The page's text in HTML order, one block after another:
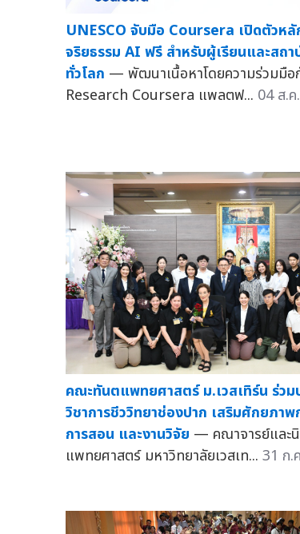
UNESCO จับมือ Coursera เปิดตัวห
จริยธรรม AI ฟรี สำหรับผู้เรียนและสถ
ทั่วโลก — พัฒนาเนื้อหาโดยความร่วมมือ
Research Coursera แพลตฟ... 04 ส.ค.
คณะทันตแพทยศาสตร์ ม.เวสเทิร์น ร่วม
วิชาการชีววิทยาช่องปาก เสริมศักยภาพ
การสอน และงานวิจัย — คณาจารย์และ
แพทยศาสตร์ มหาวิทยาลัยเวสเท... 31 ก.